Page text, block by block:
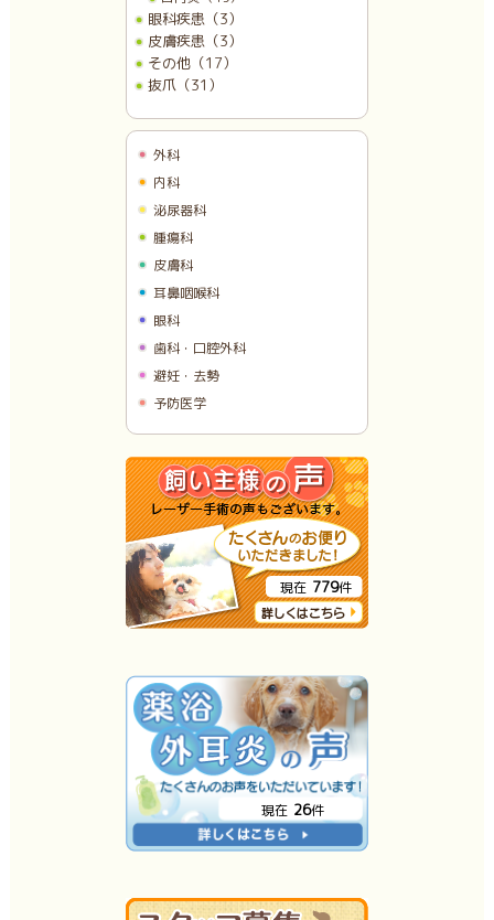
眼科疾患（3）
皮膚疾患（3）
その他（17）
抜爪（31）
外科
内科
泌尿器科
腫瘍科
皮膚科
耳鼻咽喉科
眼科
歯科・口腔外科
避妊・去勢
予防医学
現在 779件
現在 26件